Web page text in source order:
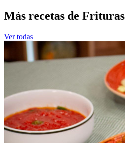
Más recetas de Frituras
Ver todas